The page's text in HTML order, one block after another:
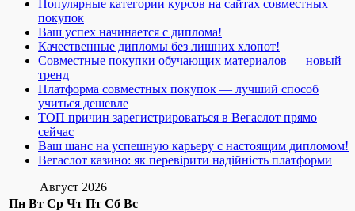
Популярные категории курсов на сайтах совместных
покупок
Ваш успех начинается с диплома!
Качественные дипломы без лишних хлопот!
Совместные покупки обучающих материалов — новый
тренд
Платформа совместных покупок — лучший способ
учиться дешевле
ТОП причин зарегистрироваться в Вегаслот прямо
сейчас
Ваш шанс на успешную карьеру с настоящим дипломом!
Вегаслот казино: як перевірити надійність платформи
Август 2026
Пн Вт Ср Чт Пт Сб Вс